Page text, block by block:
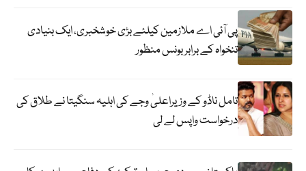
پی آئی اے ملازمین کیلئے بڑی خوشخبری، ایک بنیادی
تنخواہ کے برابر بونس منظور
تامل ناڈو کے وزیراعلیٰ وجے کی اہلیہ سنگیتا نے طلاق کی
درخواست واپس لے لی